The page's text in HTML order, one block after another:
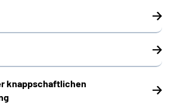
knappschaftlichen